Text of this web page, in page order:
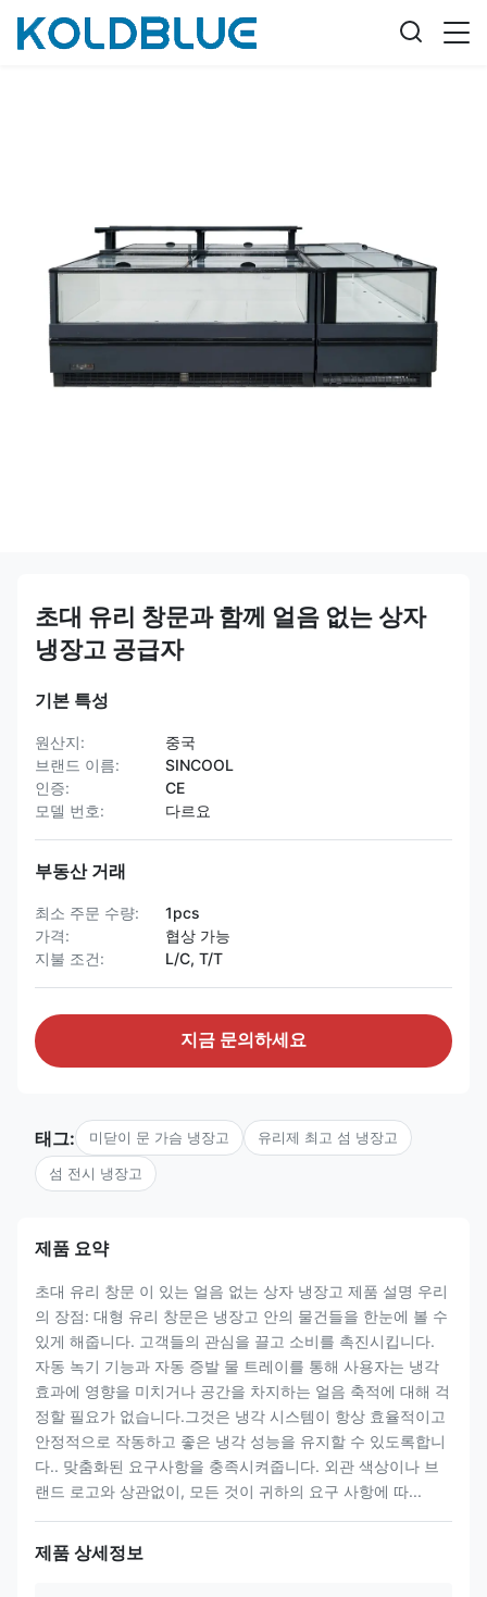
초대 유리 창문과 함께 얼음 없는 상자
냉장고 공급자
기본 특성
원산지:
중국
브랜드 이름:
SINCOOL
인증:
CE
모델 번호:
다르요
부동산 거래
최소 주문 수량:
1pcs
가격:
협상 가능
지불 조건:
L/C, T/T
지금 문의하세요
태그: 미닫이 문 가슴 냉장고 유리제 최고 섬 냉장고
섬 전시 냉장고
제품 요약
초대 유리 창문 이 있는 얼음 없는 상자 냉장고 제품 설명 우리
의 장점: 대형 유리 창문은 냉장고 안의 물건들을 한눈에 볼 수
있게 해줍니다. 고객들의 관심을 끌고 소비를 촉진시킵니다.
자동 녹기 기능과 자동 증발 물 트레이를 통해 사용자는 냉각
효과에 영향을 미치거나 공간을 차지하는 얼음 축적에 대해 걱
정할 필요가 없습니다.그것은 냉각 시스템이 항상 효율적이고
안정적으로 작동하고 좋은 냉각 성능을 유지할 수 있도록합니
다.. 맞춤화된 요구사항을 충족시켜줍니다. 외관 색상이나 브
랜드 로고와 상관없이, 모든 것이 귀하의 요구 사항에 따...
제품 상세정보